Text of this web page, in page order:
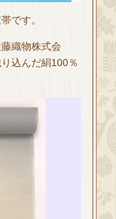
です。
織物株式会
込んだ絹100％